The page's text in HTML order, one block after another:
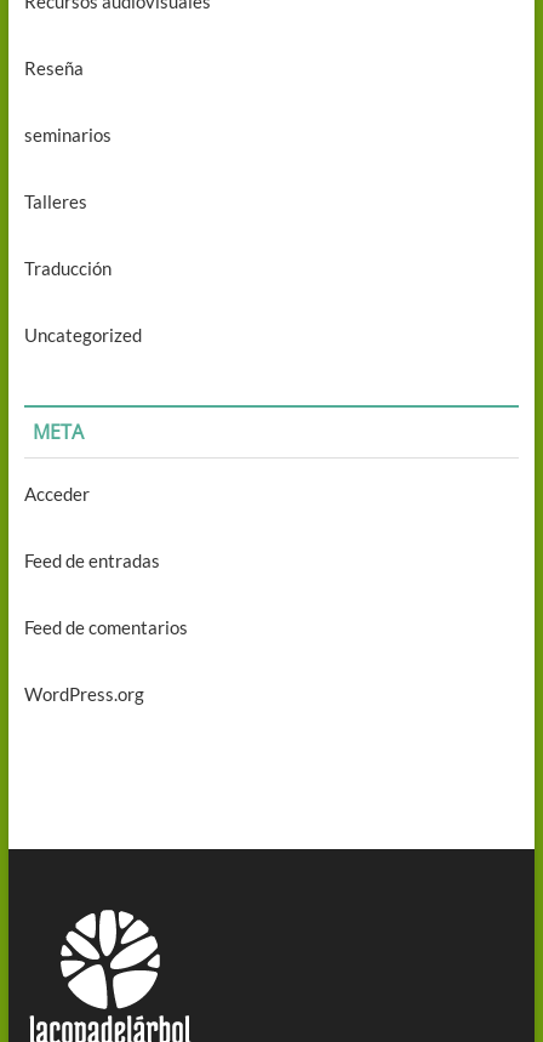
Reseña
seminarios
Talleres
Traducción
Uncategorized
META
Acceder
Feed de entradas
Feed de comentarios
WordPress.org